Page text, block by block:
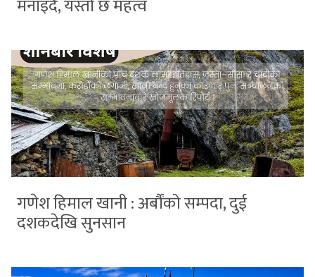
मनाइँदै, यस्तो छ महत्व
गणेश हिमाल खानी : अर्बौंको सम्पदा, दुई
दशकदेखि सुनसान